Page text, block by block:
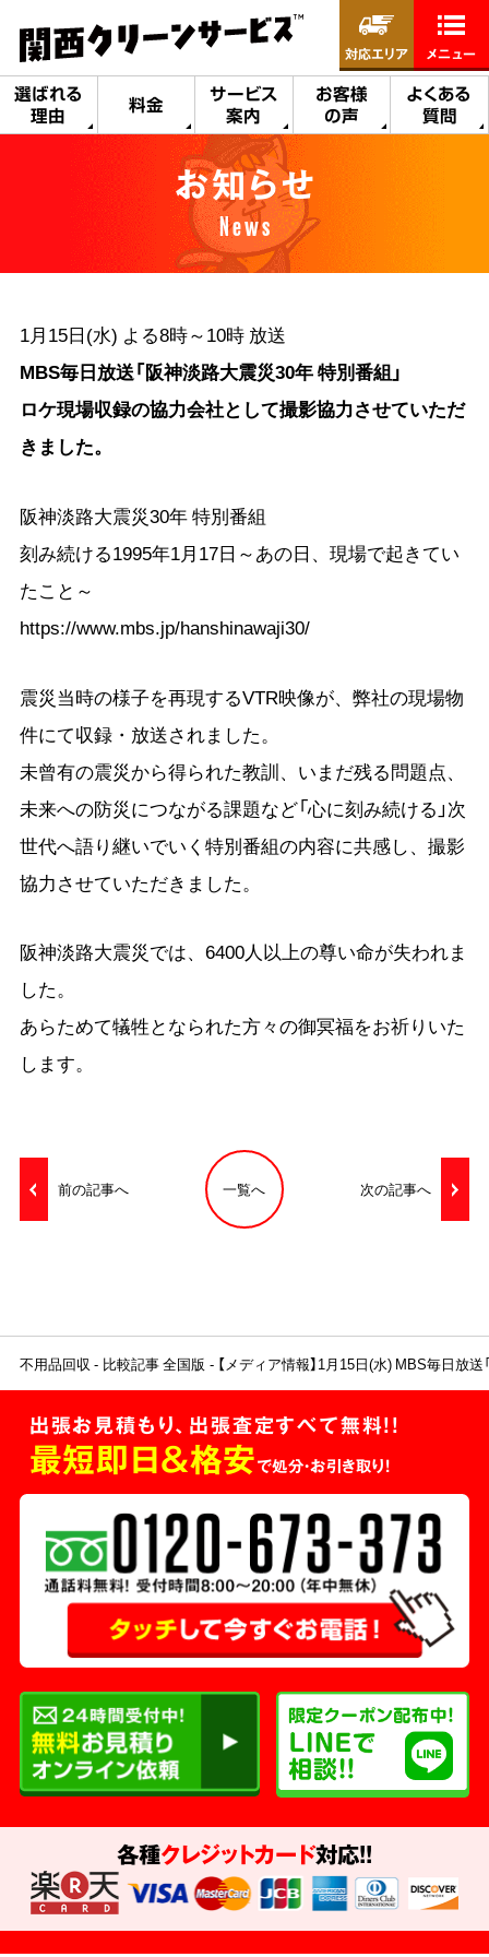
選ばれる
理由
料金
サービス
案内
お客様
の声
よくある
質問
対応エリア メニュー
お知らせ
News
1月15日(水) よる8時～10時 放送
MBS毎日放送「阪神淡路大震災30年 特別番組」
ロケ現場収録の協力会社として撮影協力させていただ
きました。
阪神淡路大震災30年 特別番組
刻み続ける1995年1月17日～あの日、現場で起きてい
たこと～
https://www.mbs.jp/hanshinawaji30/
震災当時の様子を再現するVTR映像が、弊社の現場物
件にて収録・放送されました。
未曾有の震災から得られた教訓、いまだ残る問題点、
未来への防災につながる課題など「心に刻み続ける」次
世代へ語り継いでいく特別番組の内容に共感し、撮影
協力させていただきました。
阪神淡路大震災では、6400人以上の尊い命が失われま
した。
あらためて犠牲となられた方々の御冥福をお祈りいた
します。
前の記事へ 一覧へ 次の記事へ
不用品回収 比較記事 全国版 【メディア情報】1月15日(水) MBS毎日放
出張お見積もり、出張査定すべて無料!!
最短即日＆格安で処分・お引き取り！
各種クレジットカード対応!!